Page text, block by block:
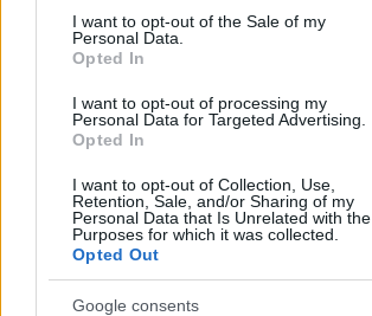
consent section.
I want to opt-out of the Sale of my
Personal Data.
Opted In
I want to opt-out of processing my
Personal Data for Targeted Advertising.
Opted In
I want to opt-out of Collection, Use,
Retention, Sale, and/or Sharing of my
Personal Data that Is Unrelated with the
Purposes for which it was collected.
Opted Out
Google consents